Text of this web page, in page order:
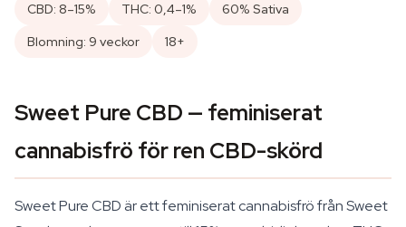
CBD: 8–15% THC: 0,4–1%
60% Sativa
Blomning: 9 veckor
18+
Sweet Pure CBD — feminiserat
cannabisfrö för ren CBD-skörd
Sweet Pure CBD är ett feminiserat cannabisfrö från Sweet